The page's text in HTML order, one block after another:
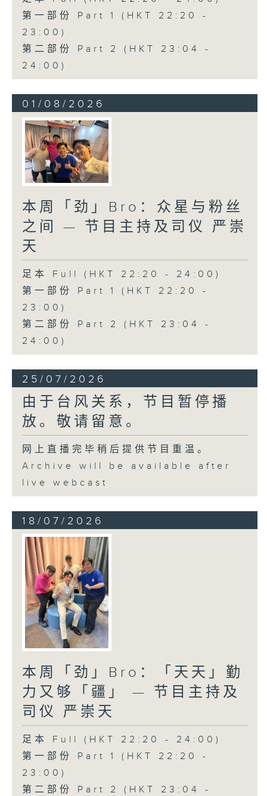
第一部份 Part 1 (HKT 22:20 -
23:00)
第二部份 Part 2 (HKT 23:04 -
24:00)
01/08/2026
本周「劲」Bro：众星与粉丝
之间 — 节目主持及司仪 严崇
天
足本 Full (HKT 22:20 - 24:00)
第一部份 Part 1 (HKT 22:20 -
23:00)
第二部份 Part 2 (HKT 23:04 -
24:00)
25/07/2026
由于台风关系，节目暂停播
放。敬请留意。
网上直播完毕稍后提供节目重温。
Archive will be available after
live webcast
18/07/2026
本周「劲」Bro：「天天」勤
力又够「疆」 — 节目主持及
司仪 严崇天
足本 Full (HKT 22:20 - 24:00)
第一部份 Part 1 (HKT 22:20 -
23:00)
第二部份 Part 2 (HKT 23:04 -